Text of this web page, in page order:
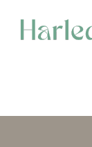
contenido